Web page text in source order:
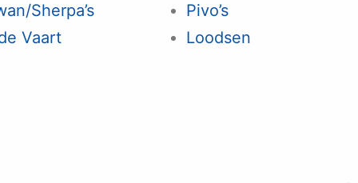
Sherpa’s
Vaart
Pivo’s
Loodsen